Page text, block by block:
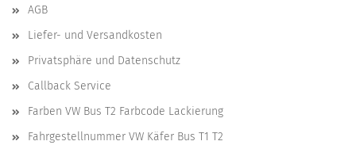
AGB
Liefer- und Versandkosten
Privatsphäre und Datenschutz
Callback Service
Farben VW Bus T2 Farbcode Lackierung
Fahrgestellnummer VW Käfer Bus T1 T2